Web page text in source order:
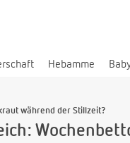
Hebamme
während der Stillzeit?